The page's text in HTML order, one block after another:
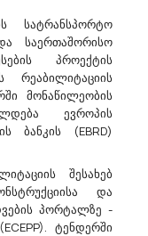
Ბაზრის Კვლევას
გამოთვლა.
არსებული
და
ცენტრი იწვევს
06/07/2026
სატრანსპორტო
საერთაშორისო
პროექტის
მონაწილეობის
ევროპის
ბანკის (EBRD)
შესახებ
და
პორტალზე -
ტენდერში